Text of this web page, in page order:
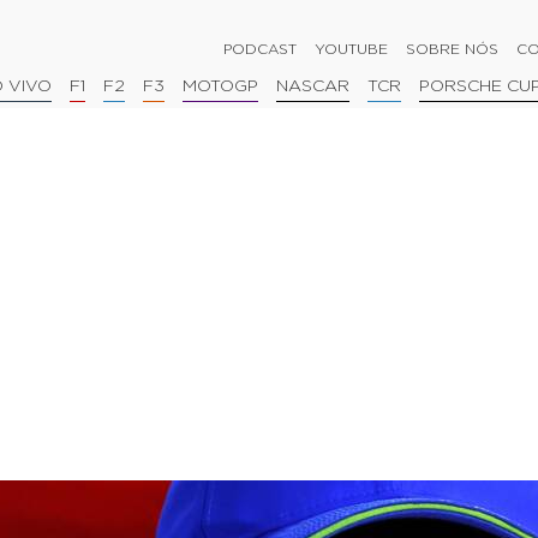
PODCAST YOUTUBE SOBRE NÓS
VIVO F1 F2 F3 MOTOGP NASCAR TCR PORSCHE